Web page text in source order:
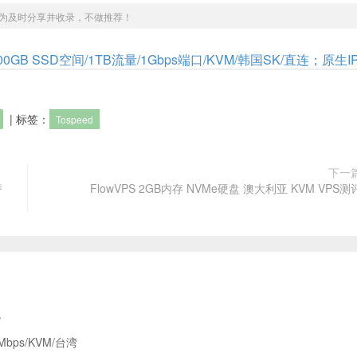
及时分享并收录，不做推荐！
SSD空间/1TB流量/1Gbps端口/KVM/韩国SK/直连；原生
| 标签： Tospeed
下一
FlowVPS 2GB内存 NVMe硬盘 澳大利亚 KVM VPS测
KVM/台湾